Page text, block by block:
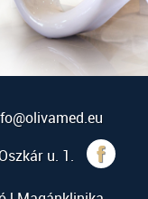
u. 1.